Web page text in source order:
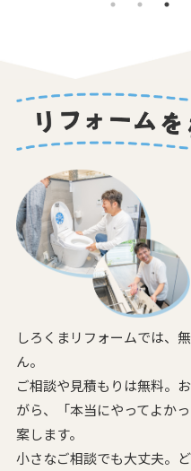
しろくまリフォームでは、
ん。
ご相談や見積もりは無料。
がら、
「本当にやってよか
案します。
小さなご相談でも大丈夫。